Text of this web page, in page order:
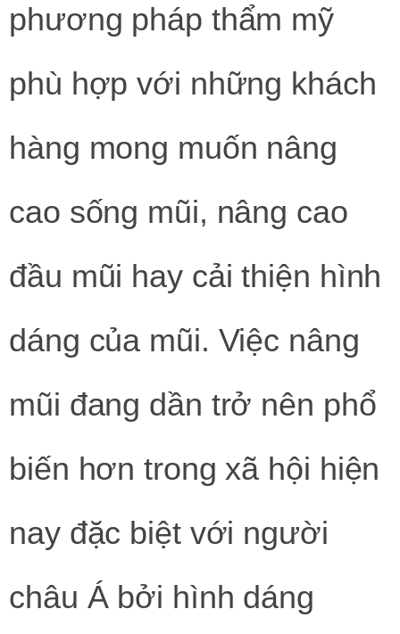
phương pháp thẩm mỹ
phù hợp với những khách
hàng mong muốn nâng
cao sống mũi, nâng cao
đầu mũi hay cải thiện hình
dáng của mũi. Việc nâng
mũi đang dần trở nên phổ
biến hơn trong xã hội hiện
nay đặc biệt với người
châu Á bởi hình dáng